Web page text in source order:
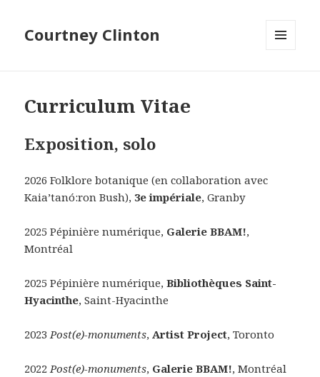
Courtney Clinton
Curriculum Vitae
Exposition, solo
2026 Folklore botanique (en collaboration avec
Kaia’tanó:ron Bush), 3e impériale, Granby
2025 Pépinière numérique, Galerie BBAM!,
Montréal
2025 Pépinière numérique,Bibliothèques Saint-
Hyacinthe, Saint-Hyacinthe
2023Post(e)-monuments,Artist Project, Toronto
2022Post(e)-monuments, Galerie BBAM!, Montréal